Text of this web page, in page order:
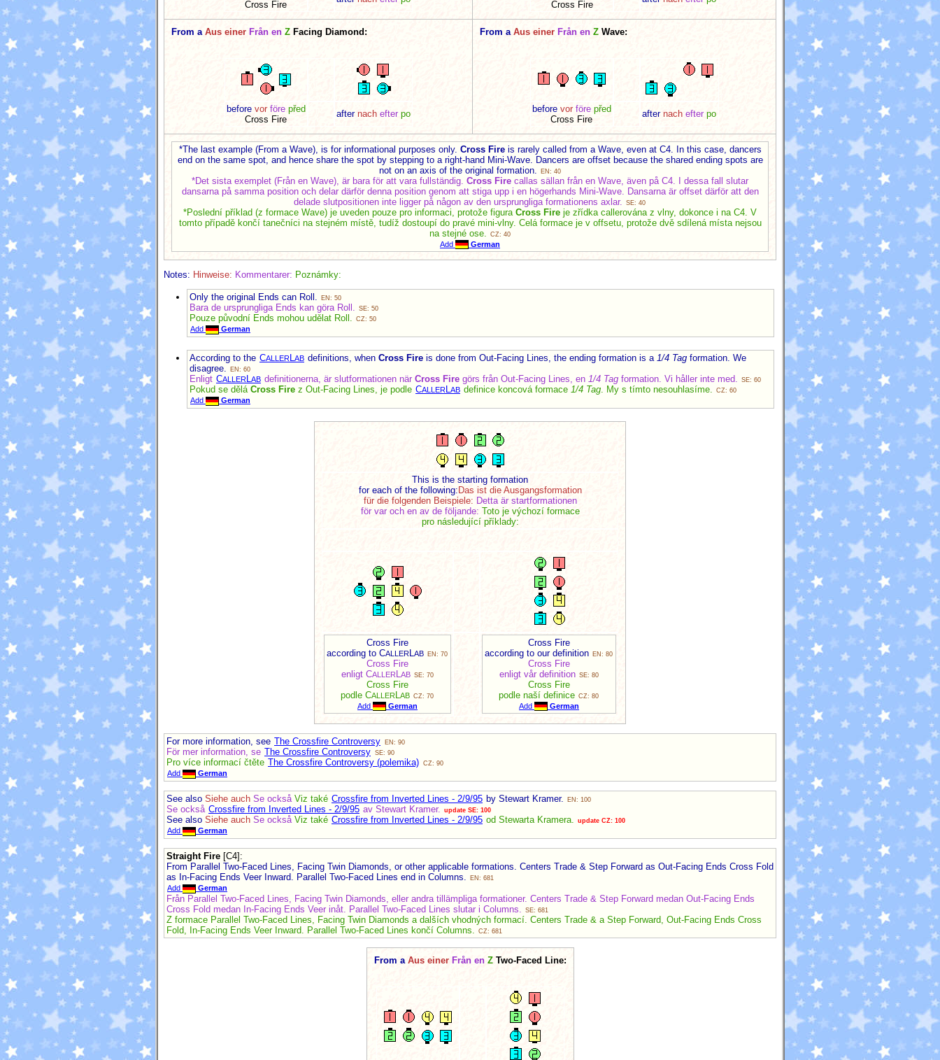
Cross Fire
Cross Fire
From a Aus einer Från en Z Facing Diamond:
before vor före před
Cross Fire
after nach efter po
From a Aus einer Från en Z Wave:
before vor före před
Cross Fire
after nach efter po
*The last example (From a Wave), is for informational purposes only. Cross Fireis rarely called from a Wave, even at C4. In this case, dancers
end on the same spot, and hence share the spot by stepping to a right-hand Mini-Wave. Dancers are offset because the shared ending spots are
not on an axis of the original formation.
EN: 40
*Det sista exemplet (Från en Wave), är bara för att vara fullständig. Cross Fire callas sällan från en Wave, även på C4. I dessa fall slutar
dansarna på samma position och delar därför denna position genom att stiga upp i en högerhands Mini-Wave. Dansarna är offset därför att den
delade slutpositionen inte ligger på någon av den ursprungliga formationens axlar.
SE: 40
*Poslední příklad (z formace Wave) je uveden pouze pro informaci, protože figura Cross Fire je zřídka callerována z vlny, dokonce i na C4. V
tomto případě končí tanečníci na stejném místě, tudíž dostoupí do pravé mini-vlny. Celá formace je v offsetu, protože dvě sdílená místa nejsou
na stejné ose.
CZ: 40
Add German
Notes: Hinweise: Kommentarer: Poznámky:
Only the original Ends can Roll. EN: 50
Bara de ursprungliga Ends kan göra Roll. SE: 50
Pouze původní Ends mohou udělat Roll. CZ: 50
Add German
According to the CALLERLAB definitions, when Cross Fire is done from Out-Facing Lines, the ending formation is a 1/4 Tag formation. We
disagree.
EN: 60
Enligt CALLERLAB definitionerna, är slutformationen när Cross Fire görs från Out-Facing Lines, en 1/4 Tag formation. Vi håller inte med. SE: 60
Pokud se dělá Cross Fire z Out-Facing Lines, je podle CALLERLAB definice koncová formace 1/4 Tag. My s tímto nesouhlasíme. CZ: 60
Add German
This is the starting formation
for each of the following:Das ist die Ausgangsformation
für die folgenden Beispiele: Detta är startformationen
för var och en av de följande: Toto je výchozí formace
pro následující příklady:
Cross Fire
according to CALLERL AB EN: 70
Cross Fire
enligt CALLERL AB SE: 70
Cross Fire
podle CALLERL AB CZ: 70
Add German
Cross Fire
according to our definition EN: 80
Cross Fire
enligt vår definition SE: 80
Cross Fire
podle naší definice CZ: 80
Add German
For more information, see The Crossfire Controversy EN: 90
För mer information, se The Crossfire Controversy SE: 90
Pro více informací čtěte The Crossfire Controversy (polemika) CZ: 90
Add German
See also Siehe auch Se också Viz také Crossfire from Inverted Lines - 2/9/95 by Stewart Kramer. EN: 100
Se också Crossfire from Inverted Lines - 2/9/95 av Stewart Kramer. update SE: 100
See also Siehe auch Se också Viz také Crossfire from Inverted Lines - 2/9/95 od Stewarta Kramera. update CZ: 100
Add German
Straight Fire [C4] :
From Parallel Two-Faced Lines, Facing Twin Diamonds, or other applicable formations. Centers Trade & Step Forward as Out-Facing Ends Cross Fold
as In-Facing Ends Veer Inward. Parallel Two-Faced Lines end in Columns.
EN: 681
Add German
Från Parallel Two-Faced Lines, Facing Twin Diamonds, eller andra tillämpliga formationer. Centers Trade & Step Forward medan Out-Facing Ends
Cross Fold medan In-Facing Ends Veer inåt. Parallel Two-Faced Lines slutar i Columns.
SE: 681
Z formace Parallel Two-Faced Lines, Facing Twin Diamonds a dalších vhodných formací. Centers Trade & a Step Forward, Out-Facing Ends Cross
Fold, In-Facing Ends Veer Inward. Parallel Two-Faced Lines končí Columns.
CZ: 681
From a Aus einer Från en ZTwo-Faced Line: